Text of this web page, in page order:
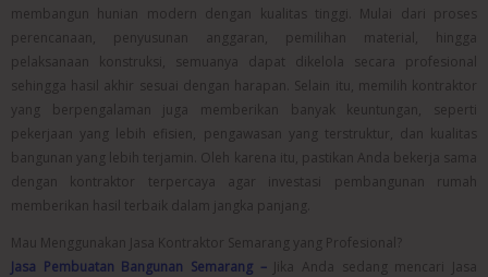
membangun hunian modern dengan kualitas tinggi. Mulai dari proses
perencanaan, penyusunan anggaran, pemilihan material, hingga
pelaksanaan konstruksi, semuanya dapat dikelola secara profesional
sehingga hasil akhir sesuai dengan harapan. Selain itu, memilih kontraktor
yang berpengalaman juga memberikan banyak keuntungan, seperti
pekerjaan yang lebih efisien, pengawasan yang terstruktur, dan kualitas
bangunan yang lebih terjamin. Oleh karena itu, pastikan Anda bekerja sama
dengan kontraktor terpercaya agar investasi pembangunan rumah
memberikan hasil terbaik dalam jangka panjang.
Mau Menggunakan Jasa Kontraktor Semarang yang Profesional?
Jasa Pembuatan Bangunan Semarang –
Jika Anda sedang mencari Jasa